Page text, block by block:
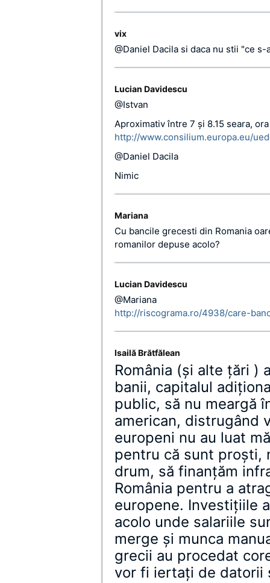
vix
@Daniel Dacila si daca nu stii "ce
Lucian Davidescu
@Istvan
Aproximativ între 7 şi 8.15 seara,
http://www.consilium.europa.eu/
@Daniel Dacila
Nimic
Mariana
Cu bancile grecesti din Romania
romanilor depuse acolo?
Lucian Davidescu
@Mariana
http://riscograma.ro/4938/care-
Isailă Brătfălean
România (şi alte ţări )
banii, capitalul
public, să nu meargă
american, distrugând
europeni nu au luat
pentru că sunt proşti,
drum, să finanţăm
România pentru a
europene. Investiţiile
acolo unde salariile
merge şi munca
grecii au procedat
vor fi iertaţi de datorii